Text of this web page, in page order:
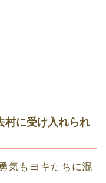
村に受け入れられ
気もヨキたちに混